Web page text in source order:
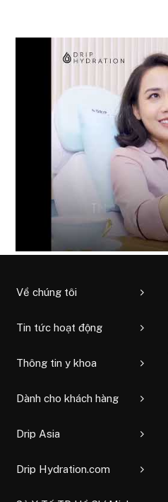
Về chúng tôi
Tin tức hoạt động
Thông tin y khoa
Dành cho khách hàng
Drip Asia
Drip Hydration.com